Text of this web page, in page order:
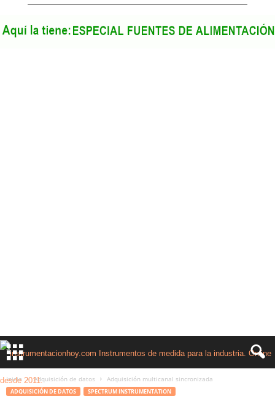
Inicio Adquisición de datos Adquisición multicanal sincronizada
ADQUISICIÓN DE DATOS SPECTRUM INSTRUMENTATION